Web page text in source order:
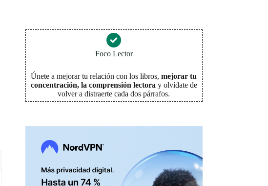
Foco Lector
Únete a mejorar tu relación con los libros,mejorar tu
concentración, la comprensión lectora y olvídate de
volver a distraerte cada dos párrafos.